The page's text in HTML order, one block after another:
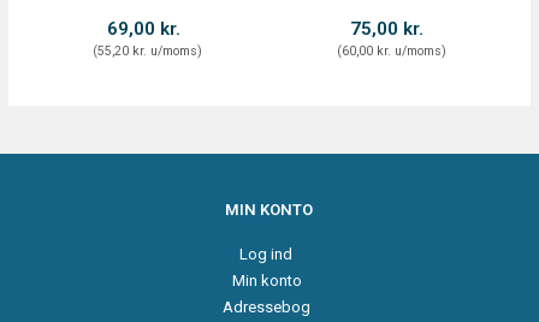
69,00 kr.
(55,20 kr. u/moms)
75,00 kr.
(60,00 kr. u/moms)
MIN KONTO
Log ind
Min konto
Adressebog